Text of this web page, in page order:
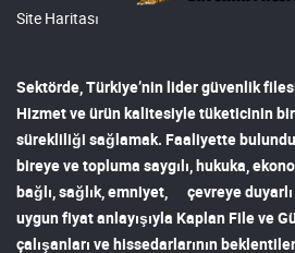
Site Haritası
Sektörde, Türkiye’nin lidergüvenlik
Hizmet ve ürün kalitesiyle tüketicinin
sürekliliği sağlamak. Faaliyette
bireye ve topluma saygılı, hukuka,
bağlı, sağlık, emniyet, çevreye
uygun fiyat anlayışıyla Kaplan File ve
çalışanları ve hissedarlarının